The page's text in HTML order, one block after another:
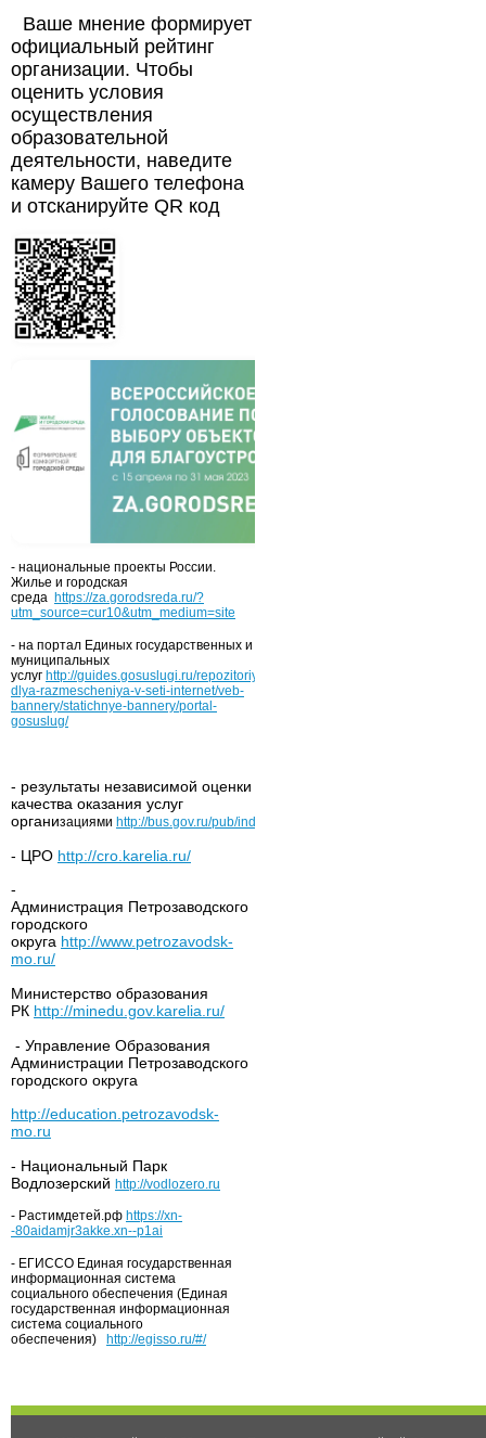
Ваше мнение формирует
официальный рейтинг
организации. Чтобы
оценить условия
осуществления
образовательной
деятельности, наведите
камеру Вашего телефона
и отсканируйте QR код
- национальные проекты России.
Жилье и городская
среда https://za.gorodsreda.ru/?
utm_source=cur10&utm_medium=site
- на портал Единых государственных и
муниципальных
услуг http://guides.gosuslugi.ru/repozitoriy/materialy-
dlya-razmescheniya-v-seti-internet/veb-
bannery/statichnye-bannery/portal-
gosuslug/
- результаты независимой оценки
качества оказания услуг
организациями http://bus.gov.ru/pub/independentRating/list
- ЦРО http://cro.karelia.ru/
-
Администрация Петрозаводского
городского
округа http://www.petrozavodsk-
mo.ru/
Министерство образования
РК http://minedu.gov.karelia.ru/
- Управление Образования
Администрации Петрозаводского
городского округа
http://education.petrozavodsk-
mo.ru
- Национальный Парк
Водлозерский http://vodlozero.ru
- Растимдетей.рф https://xn-
-80aidamjr3akke.xn--p1ai
- ЕГИССО Единая государственная
информационная система
социального обеспечения (Единая
государственная информационная
система социального
обеспечения)
http://egisso.ru/#/